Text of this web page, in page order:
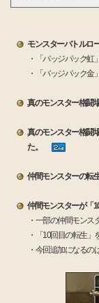
モンスターバトルロ
・「バッジパック
・「バッジパック
真のモンスター格闘
真のモンスター格闘
た。
仲間モンスターの転
仲間モンスターが「
・一部の仲間モンス
・「10回目の転生
・今回追加になる